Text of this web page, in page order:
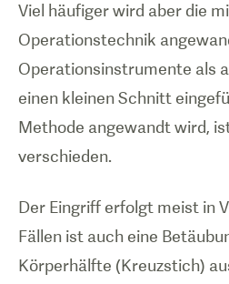
Viel häufiger wird aber die
Operationstechnik
Operationsinstrumente als
einen kleinen Schnitt
Methode angewandt wird, ist
verschieden.
Der Eingriff erfolgt meist in
Fällen ist auch eine
Körperhälfte (Kreuzstich)